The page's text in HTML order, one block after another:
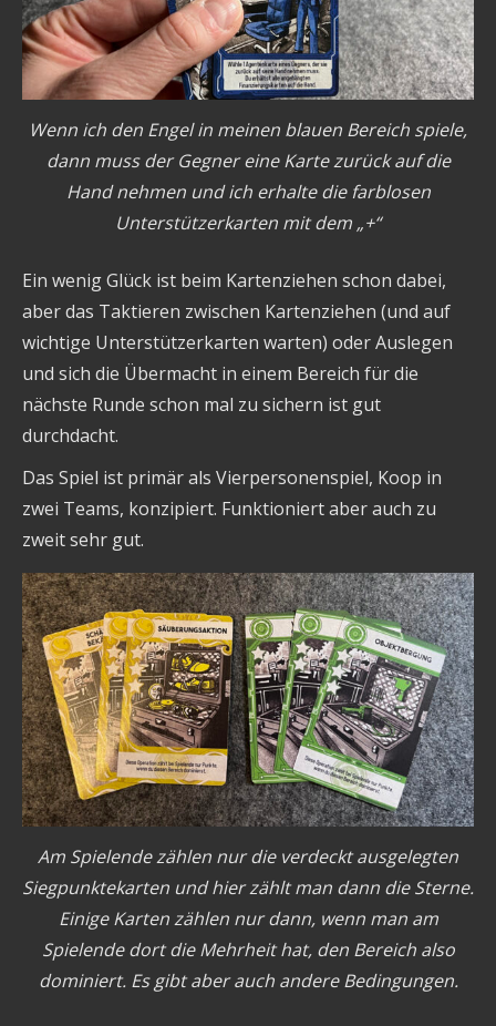
Wenn ich den Engel in meinen blauen Bereich spiele,
dann muss der Gegner eine Karte zurück auf die
Hand nehmen und ich erhalte die farblosen
Unterstützerkarten mit dem „+“
Ein wenig Glück ist beim Kartenziehen schon dabei,
aber das Taktieren zwischen Kartenziehen (und auf
wichtige Unterstützerkarten warten) oder Auslegen
und sich die Übermacht in einem Bereich für die
nächste Runde schon mal zu sichern ist gut
durchdacht.
Das Spiel ist primär als Vierpersonenspiel, Koop in
zwei Teams, konzipiert. Funktioniert aber auch zu
zweit sehr gut.
Am Spielende zählen nur die verdeckt ausgelegten
Siegpunktekarten und hier zählt man dann die Sterne.
Einige Karten zählen nur dann, wenn man am
Spielende dort die Mehrheit hat, den Bereich also
dominiert. Es gibt aber auch andere Bedingungen.